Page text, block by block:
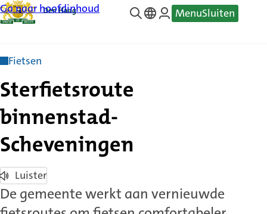
Ga naar hoofdinhoud
—
MenuSluiten
Fietsen
Sterfietsroute
binnenstad-
Scheveningen
Luister
De gemeente werkt aan vernieuwde